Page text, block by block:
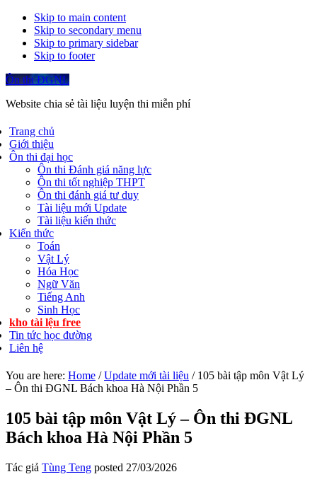
Skip to main content
Skip to secondary menu
Skip to primary sidebar
Skip to footer
Ôn thi ĐGNL
Website chia sẻ tài liệu luyện thi miễn phí
Trang chủ
Giới thiệu
Ôn thi đại học
Ôn thi Đánh giá năng lực
Ôn thi tốt nghiệp THPT
Ôn thi đánh giá tư duy
Tài liệu mới Update
Tài liệu kiến thức
Kiến thức
Toán
Vật Lý
Hóa Học
Ngữ Văn
Tiếng Anh
Sinh Học
kho tài lệu free
Tin tức học đường
Liên hệ
You are here: Home / Update mới tài liệu /105 bài tập môn Vật Lý
– Ôn thi ĐGNL Bách khoa Hà Nội Phần 5
105 bài tập môn Vật Lý – Ôn thi ĐGNL
Bách khoa Hà Nội Phần 5
Tác giả Tùng Teng posted 27/03/2026